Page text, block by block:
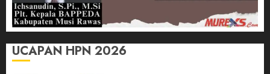
UCAPAN HPN 2026